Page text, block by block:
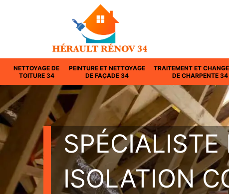
NETTOYAGE DE
TOITURE 34
PEINTURE ET NETTOYAGE
DE FAÇADE 34
TRAITEMENT ET
DE CHARPENTE 34
SPÉCIALISTE
ISOLATION